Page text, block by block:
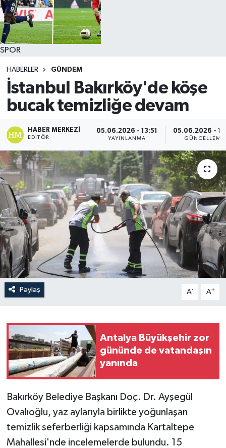
SPOR
HABERLER GÜNDEM
İstanbul Bakırköy'de köşe
bucak temizliğe devam
HABER MERKEZI
EDITÖR
05.06.2026 - 13:51
YAYINLANMA
05.06.2026 -
GÜNCELLEME
Paylaş A- A+
Antalya Büyükşehir zor
gününde de vatandaşın
yanında
Bakırköy Belediye Başkanı Doç. Dr. Ayşegül
Ovalıoğlu, yaz aylarıyla birlikte yoğunlaşan
temizlik seferberliği kapsamında Kartaltepe
Mahallesi'nde incelemelerde bulundu. 15